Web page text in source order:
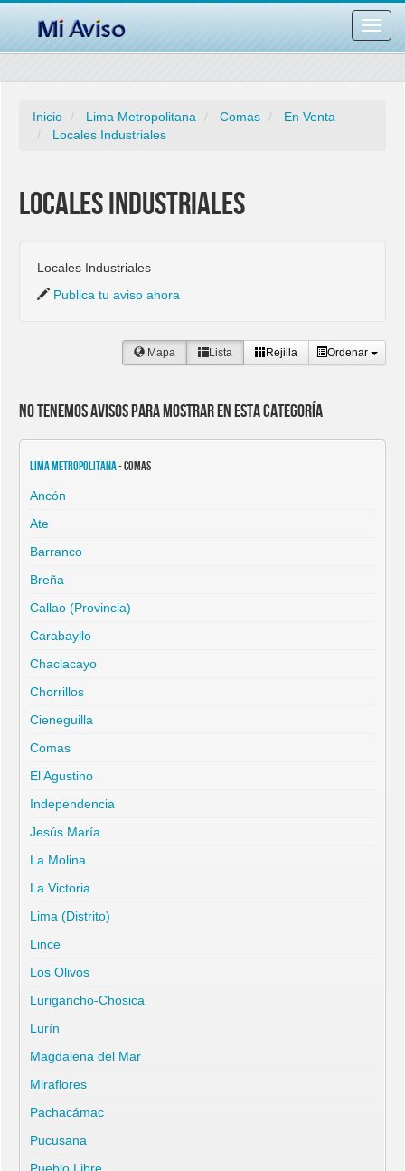
barra
Inicio Lima Metropolitana Comas
En Venta
Locales Industriales
Locales Industriales
Locales Industriales
Publica tu aviso ahora
Mapa Lista Rejilla Ordenar
No tenemos avisos para mostrar en esta categoría
Lima Metropolitana- Comas
Ancón
Ate
Barranco
Breña
Callao (Provincia)
Carabayllo
Chaclacayo
Chorrillos
Cieneguilla
Comas
El Agustino
Independencia
Jesús María
La Molina
La Victoria
Lima (Distrito)
Lince
Los Olivos
Lurigancho-Chosica
Lurín
Magdalena del Mar
Miraflores
Pachacámac
Pucusana